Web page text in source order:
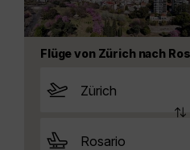
Flüge von Zürich nach